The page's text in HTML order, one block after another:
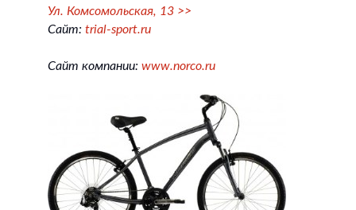
Ул. Комсомольская, 13 >>
Сайт: trial-sport.ru
Сайт компании: www.norco.ru